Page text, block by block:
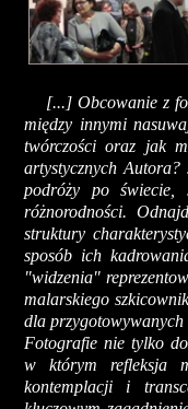
[...] Obcowanie z
między innymi
twórczości oraz jak
artystycznych
podróży po świecie,
różnorodności.
struktury
sposób ich
"widzenia"
malarskiego
dla przygotowywanych
Fotografie nie tylko
w którym refleksja
kontemplacji i